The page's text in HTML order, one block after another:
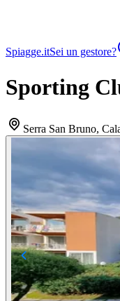
Spiagge.itSei un gestore?
Sporting
Serra San Bruno,